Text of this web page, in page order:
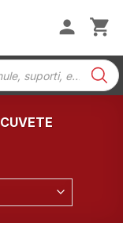
CUVETE